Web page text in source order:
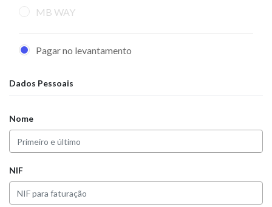
MB WAY
Pagar no levantamento
Dados Pessoais
Nome
NIF